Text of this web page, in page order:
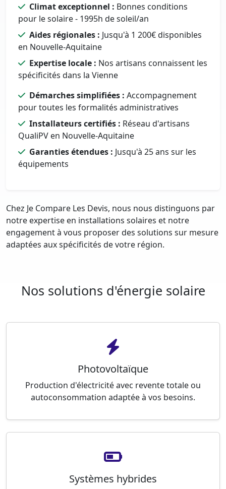
Climat exceptionnel : Bonnes conditions
pour le solaire - 1995h de soleil/an
Aides régionales : Jusqu'à 1 200€ disponibles
en Nouvelle-Aquitaine
Expertise locale : Nos artisans connaissent les
spécificités dans la Vienne
Démarches simplifiées : Accompagnement
pour toutes les formalités administratives
Installateurs certifiés : Réseau d'artisans
QualiPV en Nouvelle-Aquitaine
Garanties étendues : Jusqu'à 25 ans sur les
équipements
Chez Je Compare Les Devis, nous nous distinguons par
notre expertise en installations solaires et notre
engagement à vous proposer des solutions sur mesure
adaptées aux spécificités de votre région.
Nos solutions d'énergie solaire
Photovoltaïque
Production d'électricité avec revente totale ou
autoconsommation adaptée à vos besoins.
Systèmes hybrides